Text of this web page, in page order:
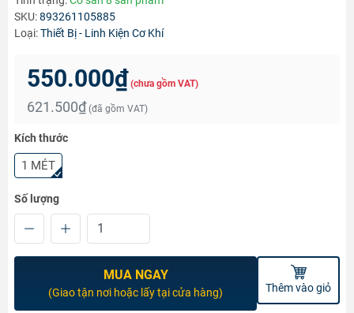
SKU:893261105885
Loại:Thiết Bị - Linh Kiện Cơ Khí
550.000₫ (chưa gồm VAT)
621.500₫ (đã gồm VAT)
Kích thước
1 MÉT
Số lượng
MUA NGAY
(Giao tận nơi hoặc lấy tại cửa hàng) Thêm vào giỏ